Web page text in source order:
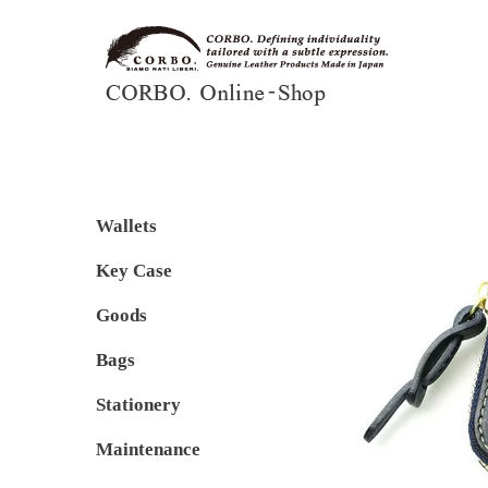
Wallets
Key Case
Goods
Bags
Stationery
Maintenance